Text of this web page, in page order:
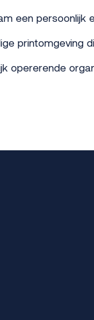
een persoonlijk
printomgeving
opererende